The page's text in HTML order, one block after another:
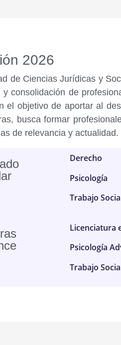
2026
de Ciencias Jurídicas y
y consolidación de
el objetivo de aportar al
busca formar
de relevancia y actualidad.
Derecho
Psicología
Trabajo
Licenciatura
Psicología
Trabajo